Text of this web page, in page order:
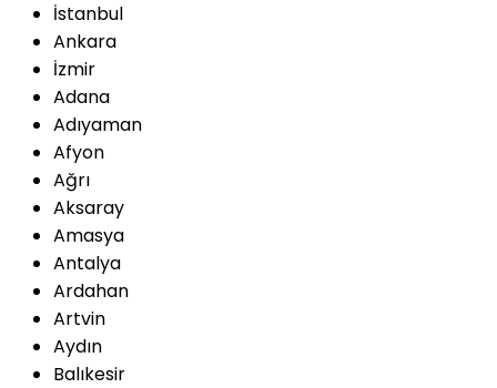
İstanbul
Ankara
İzmir
Adana
Adıyaman
Afyon
Ağrı
Aksaray
Amasya
Antalya
Ardahan
Artvin
Aydın
Balıkesir